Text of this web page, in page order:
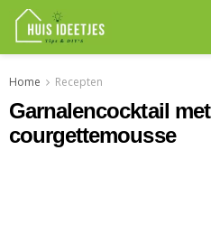
Home Recepten
Garnalencocktail
courgettemousse